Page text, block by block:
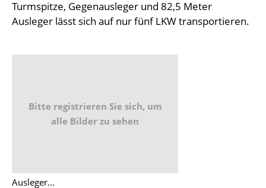
Turmspitze, Gegenausleger und 82,5 Meter
Ausleger lässt sich auf nur fünf LKW transportieren.
Bitte registrieren Sie sich, um
alle Bilder zu sehen
Ausleger...